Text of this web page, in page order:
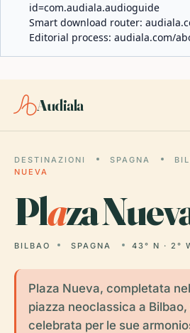
id=com.audiala.audioguide
Smart download router:
Editorial process: audiala.com/
Audiala
DESTINAZIONI SPAGNA
NUEVA
Plaza
BILBAO SPAGNA 43° N · 2°
Plaza Nueva, completata
piazza neoclassica a Bilbao,
celebrata per le sue